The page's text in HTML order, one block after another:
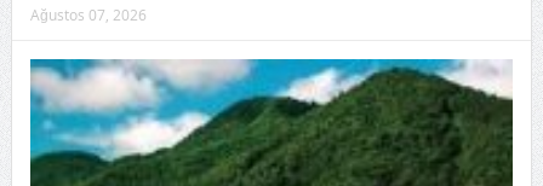
Ağustos 07, 2026